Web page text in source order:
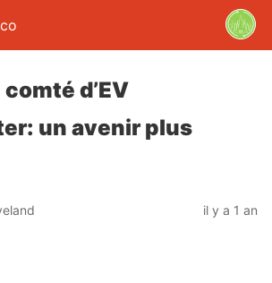
d’EV
un avenir plus
il y a 1 an